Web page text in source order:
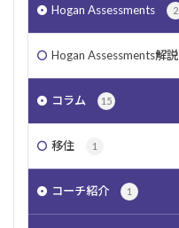
Hogan Assessments 2
Hogan Assessments解説
コラム 15
移住 1
コーチ紹介 1